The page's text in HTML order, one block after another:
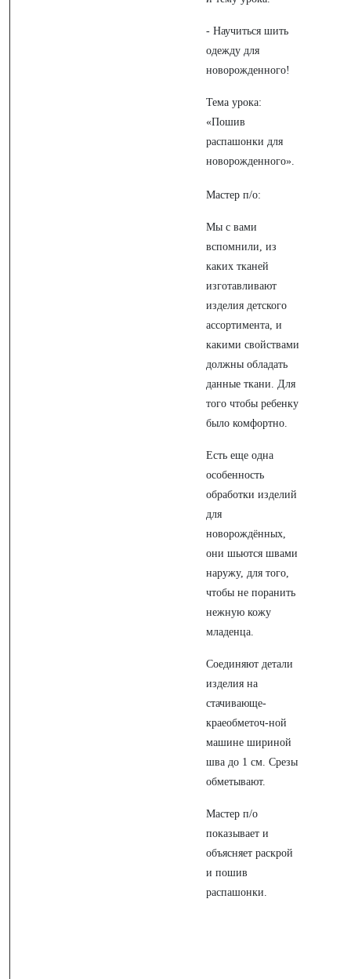
- Научиться шить
одежду для
новорожденного!
Тема урока:
«Пошив
распашонки для
новорожденного».
Мастер п/о:
Мы с вами
вспомнили, из
каких тканей
изготавливают
изделия детского
ассортимента, и
какими свойствами
должны обладать
данные ткани. Для
того чтобы ребенку
было комфортно.
Есть еще одна
особенность
обработки изделий
для
новорождённых,
они шьются швами
наружу, для того,
чтобы не поранить
нежную кожу
младенца.
Соединяют детали
изделия на
стачивающе-
краеобметоч-ной
машине шириной
шва до 1 см. Срезы
обметывают.
Мастер п/о
показывает и
объясняет раскрой
и пошив
распашонки.